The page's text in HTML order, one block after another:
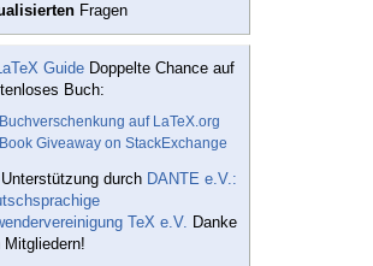
Fragen
Doppelte Chance auf
Buch:
Buchverschenkung auf LaTeX.org
Book Giveaway on StackExchange
durch DANTE e.V.:
TeX e.V. Danke
Mitgliedern!